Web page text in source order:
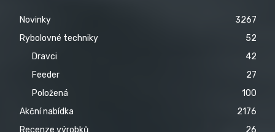
Novinky
3267
Rybolovné techniky
52
Dravci
42
Feeder
27
Položená
100
Akční nabídka
2176
Recenze výrobků
26